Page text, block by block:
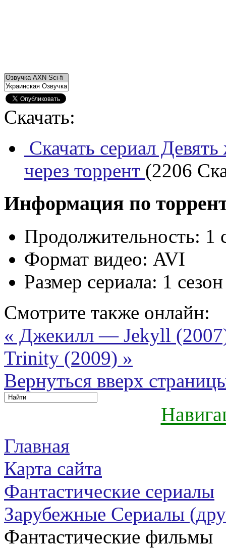
Скачать:
Скачать сериал
через торрент (2206
Информация по
Продолжительность: 1
Формат видео: AVI
Размер сериала: 1
Смотрите также онлайн:
« Джекилл — Jekyll
Trinity (2009) »
Вернуться вверх
Главная
Карта сайта
Фантастические сериалы
Зарубежные Сериалы
Фантастические фильмы